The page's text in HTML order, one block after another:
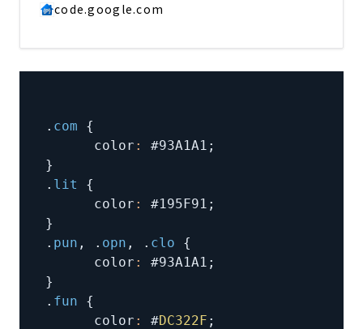
code.google.com
. com
{
color : #93A1A1 ;
}
. lit
{
color : #195F91 ;
}
. pun , . opn , . clo
{
color : #93A1A1 ;
}
. fun
{
color : #DC322F ;